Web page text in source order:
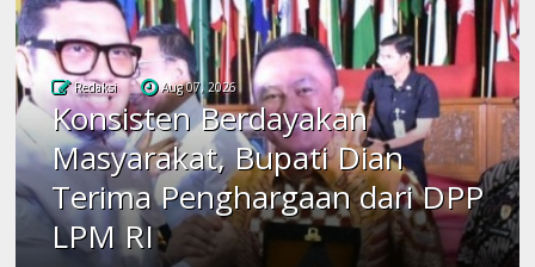
Redaksi Aug 07, 2026
Konsisten Berdayakan
Masyarakat, Bupati Dian
Terima Penghargaan dari DPP
LPM RI